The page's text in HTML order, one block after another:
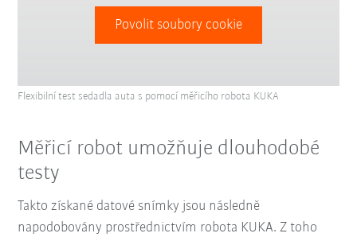
Povolit soubory cookie
Flexibilní test sedadla auta s pomocí měřicího robota KUKA
Měřicí robot umožňuje dlouhodobé
testy
Takto získané datové snímky jsou následně
napodobovány prostřednictvím robota KUKA. Z toho